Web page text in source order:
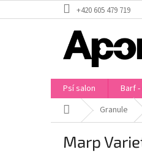
na
+420 605 479 719
Psí salon Barf
Domů Granule
Marp